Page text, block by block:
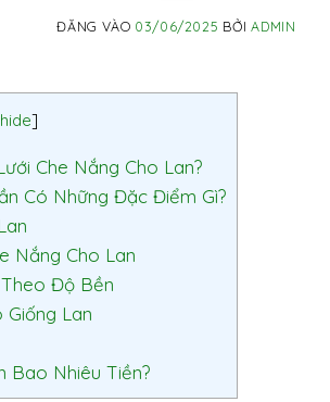
ĐĂNG VÀO 03/06/2025 BỞIADMIN
hide]
Che Nắng Cho Lan?
Có Những Đặc Điểm Gì?
Nắng Cho Lan
Theo Độ Bền
Giống Lan
Bao Nhiêu Tiền?